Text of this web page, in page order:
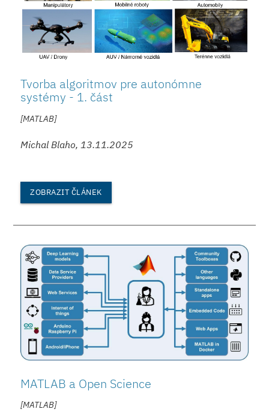
Tvorba algoritmov pre autonómne
systémy - 1. část
[MATLAB]
Michal Blaho, 13.11.2025
ZOBRAZIT ČLÁNEK
MATLAB a Open Science
[MATLAB]